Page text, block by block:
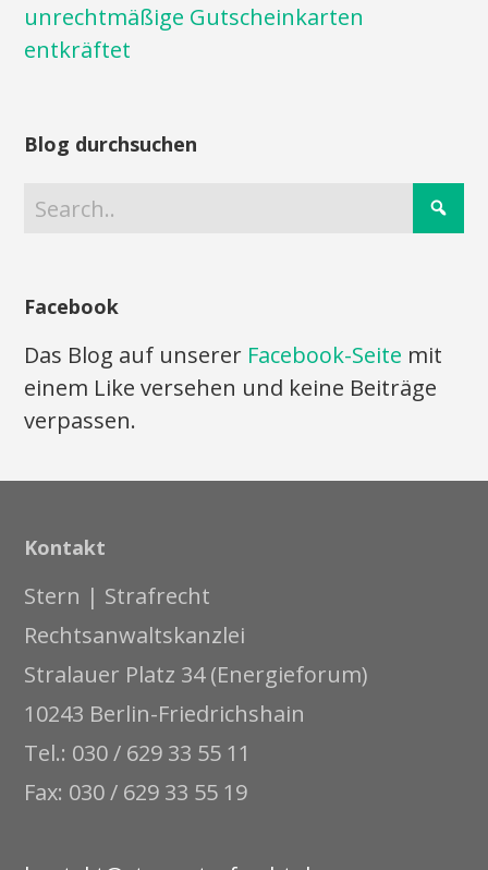
unrechtmäßige Gutscheinkarten
entkräftet
Blog durchsuchen
Facebook
Das Blog auf unserer Facebook-Seite mit
einem Like versehen und keine Beiträge
verpassen.
Kontakt
Stern | Strafrecht
Rechtsanwaltskanzlei
Stralauer Platz 34 (Energieforum)
10243 Berlin-Friedrichshain
Tel.: 030 / 629 33 55 11
Fax: 030 / 629 33 55 19